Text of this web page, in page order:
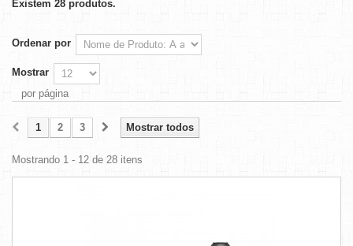
Existem 28 produtos.
Ordenar por
Mostrar
por página
Mostrar todos
1 2 3
Mostrando 1 - 12 de 28 itens